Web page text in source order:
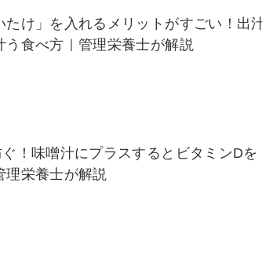
たけ」を入れるメリットがすごい！出
う食べ方｜管理栄養士が解説
！味噌汁にプラスするとビタミンDを
理栄養士が解説